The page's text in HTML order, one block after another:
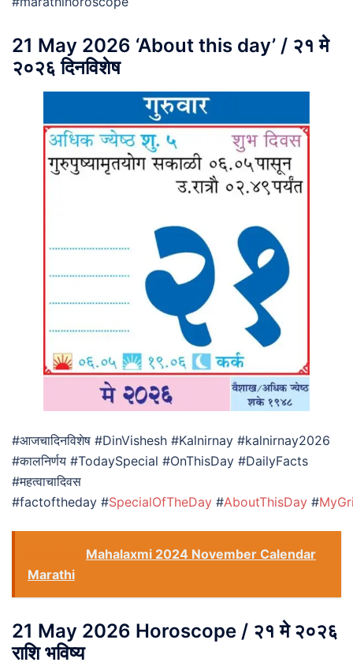
21 May 2026 ‘About this day’ / २१ मे
२०२६ दिनविशेष
#आजचादिनविशेष #DinVishesh #Kalnirnay #kalnirnay2026
#कालनिर्णय #TodaySpecial #OnThisDay #DailyFacts
#महत्वाचादिवस
#factoftheday #SpecialOfTheDay #AboutThisDay #
Mahalaxmi 2024 November Calendar
Marathi
21 May 2026 Horoscope / २१ मे २०२६
राशि भविष्य